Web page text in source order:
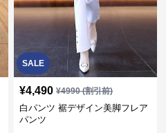
SALE
¥4,490 ¥4990(割引前)
白パンツ 裾デザイン美脚フレア
パンツ